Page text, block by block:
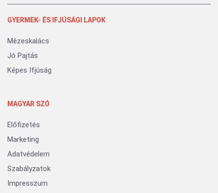
GYERMEK- ÉS IFJÚSÁGI LAPOK
Mézeskalács
Jó Pajtás
Képes Ifjúság
MAGYAR SZÓ
Előfizetés
Marketing
Adatvédelem
Szabályzatok
Impresszum